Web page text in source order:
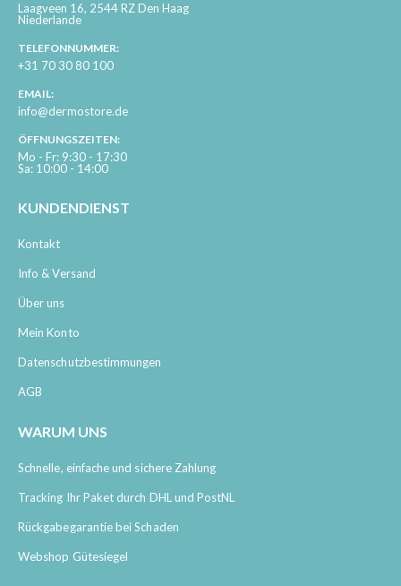
Laagveen 16, 2544 RZ Den Haag
Niederlande
TELEFONNUMMER:
+31 70 30 80 100
EMAIL:
info@dermostore.de
ÖFFNUNGSZEITEN:
Mo - Fr: 9:30 - 17:30
Sa: 10:00 - 14:00
KUNDENDIENST
Kontakt
Info & Versand
Über uns
Mein Konto
Datenschutzbestimmungen
AGB
WARUM UNS
Schnelle, einfache und sichere Zahlung
Tracking Ihr Paket durch DHL und PostNL
Rückgabegarantie bei Schaden
Webshop Gütesiegel